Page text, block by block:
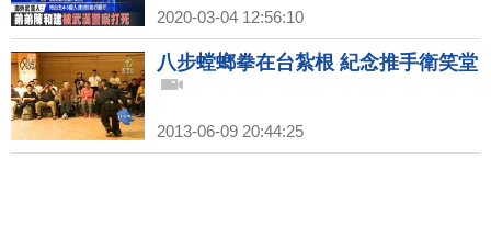
2020-03-04 12:56:10
八步螳螂拳在台紮根 紀念推手衛笑堂
2013-06-09 20:44:25